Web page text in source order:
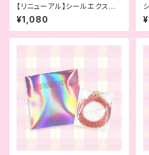
【リニューアル】シールエクステ
用リムーバー
¥1,080